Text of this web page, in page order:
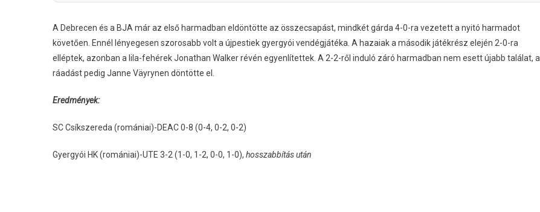
A Debrecen és a BJA már az első harmadban eldöntötte az összecsapást, mindkét gárda 4-0-ra vezetett a nyitó harmadot
követően. Ennél lényegesen szorosabb volt a újpestiek gyergyói vendégjátéka. A hazaiak a második játékrész elején 2-0-ra
elléptek, azonban a lila-fehérek Jonathan Walker révén egyenlítettek. A 2-2-ről induló záró harmadban nem esett újabb találat, a
ráadást pedig Janne Väyrynen döntötte el.
Eredmények:
SC Csíkszereda (romániai)-DEAC 0-8 (0-4, 0-2, 0-2)
Gyergyói HK (romániai)-UTE 3-2 (1-0, 1-2, 0-0, 1-0), hosszabbítás után